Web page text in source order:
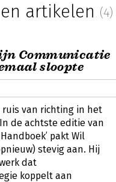
artikelen (4)
Communicatie
sloopte
ruis van richting in het
de achtste editie van
pakt Wil
stevig aan. Hij
dat
koppelt aan